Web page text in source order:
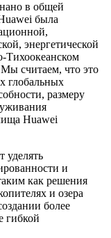
в общей
была
энергетической
Тихоокеанском
считаем, что это
глобальных
размеру
Huawei
уделять
и
как решения
и озера
более
гибкой